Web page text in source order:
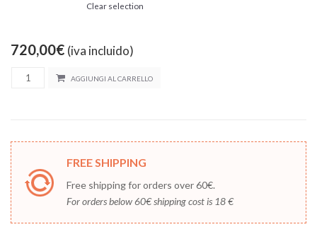
Clear selection
720,00€ (iva incluido)
AGGIUNGI AL CARRELLO
FREE SHIPPING
Free shipping for orders over 60€.
For orders below 60€ shipping cost is 18 €